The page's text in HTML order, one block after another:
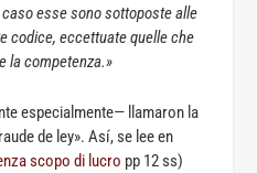
esse sono sottoposte alle
codice, eccettuate quelle che
la competenza.»
especialmente— llamaron la
de ley». Así, se lee en
scopo di lucro pp 12 ss)